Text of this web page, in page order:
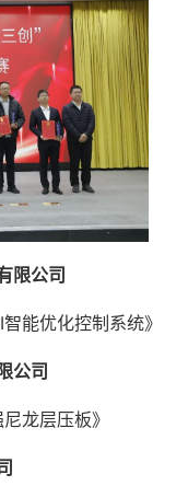
限公司
能优化控制系统》
公司
龙层压板》